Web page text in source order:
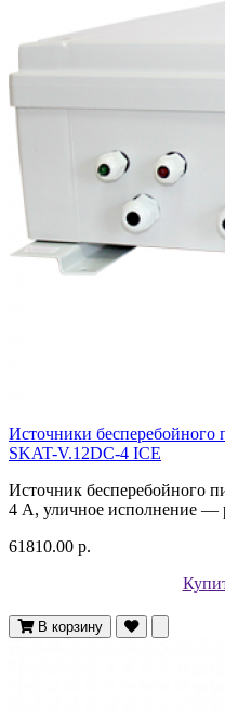
Источники
SKAT-V.12DC-4 ICE
Источник бесперебойного
4 А, уличное исполнение —
61810.00 р.
В корзину